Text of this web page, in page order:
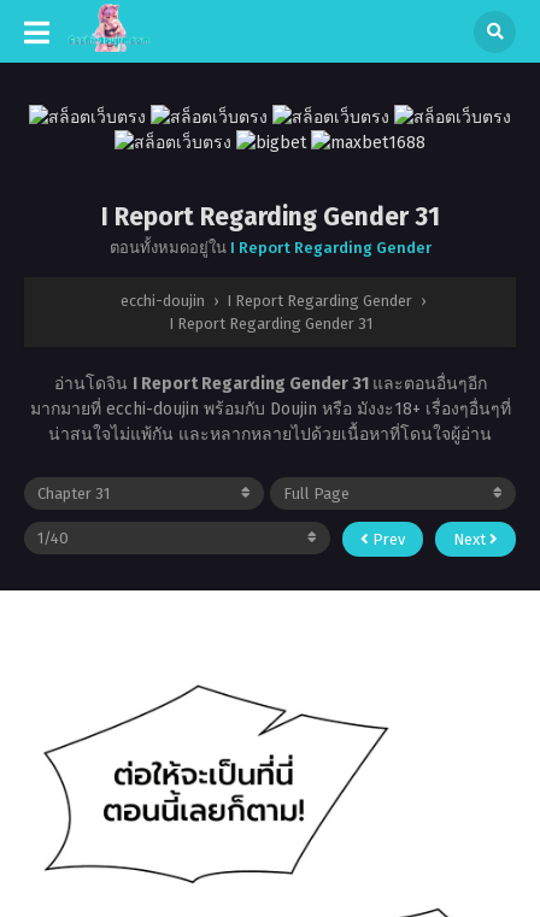
I Report Regarding Gender 31
ตอนทั้งหมดอยู่ใน I Report Regarding Gender
ecchi-doujin › I Report Regarding Gender ›
I Report Regarding Gender 31
อ่านโดจิน I Report Regarding Gender 31 และตอนอื่นๆอีก
มากมายที่ ecchi-doujin พร้อมกับ Doujin หรือ มังงะ18+ เรื่องๆอื่นๆที่
น่าสนใจไม่แพ้กัน และหลากหลายไปด้วยเนื้อหาที่โดนใจผู้อ่าน
Prev Next